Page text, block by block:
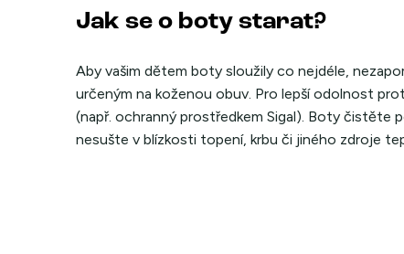
Jak se o boty starat?
Aby vašim dětem boty sloužily co nejdéle,
určeným na koženou obuv. Pro lepší odolnost
(např. ochranný prostředkem Sigal). Boty čistěte
nesušte v blízkosti topení, krbu či jiného zdroje